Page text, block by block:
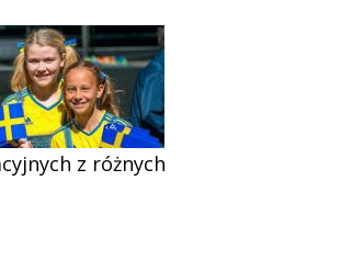
z różnych